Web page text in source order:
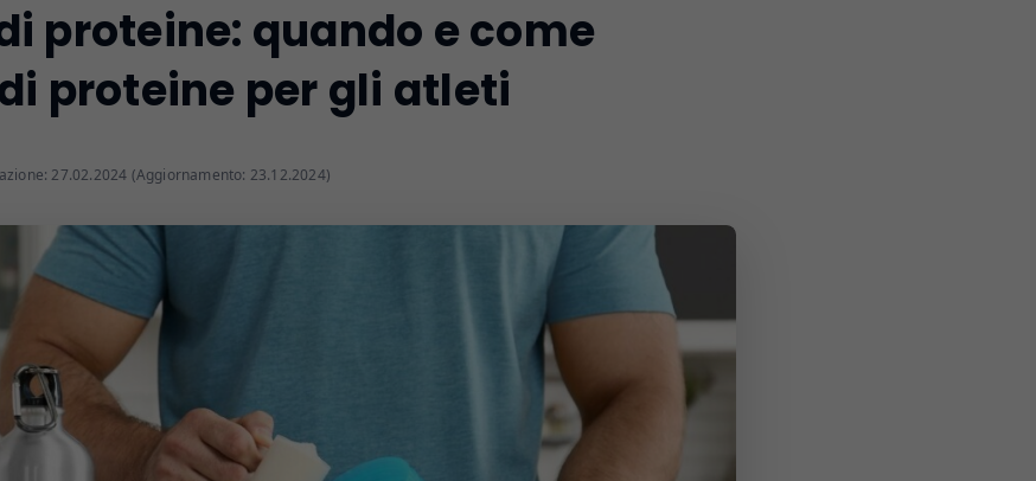
proteine: quando e come
proteine per gli atleti
27.02.2024 (Aggiornamento: 23.12.2024)